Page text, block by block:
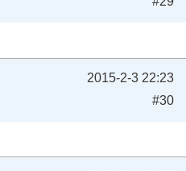
2015-2-3 22:23
#30